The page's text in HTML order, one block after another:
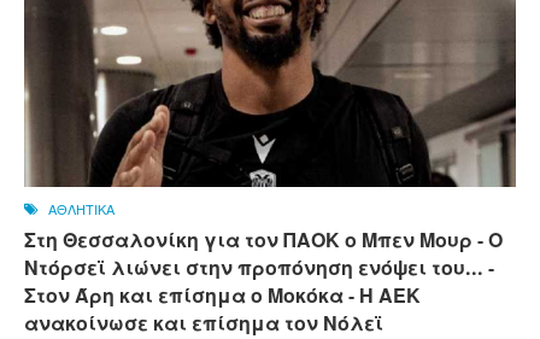
ΑΘΛΗΤΙΚΑ
Στη Θεσσαλονίκη για τον ΠΑΟΚ ο Μπεν Μουρ - Ο
Ντόρσεϊ λιώνει στην προπόνηση ενόψει του... -
Στον Άρη και επίσημα ο Μοκόκα - Η ΑΕΚ
ανακοίνωσε και επίσημα τον Νόλεϊ